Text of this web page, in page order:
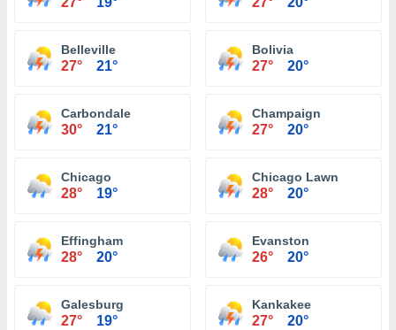
Belleville
27° 21°
Bolivia
27° 20°
Carbondale
30° 21°
Champaign
27° 20°
Chicago
28° 19°
Chicago Lawn
28° 20°
Effingham
28° 20°
Evanston
26° 20°
Galesburg
27° 19°
Kankakee
27° 20°